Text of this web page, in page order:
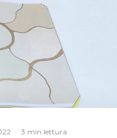
· 3 min lettura